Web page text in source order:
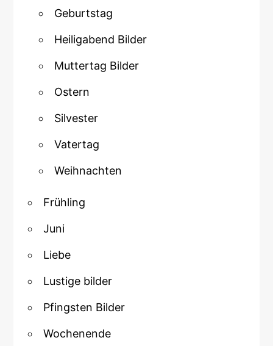
Geburtstag
Heiligabend Bilder
Muttertag Bilder
Ostern
Silvester
Vatertag
Weihnachten
Frühling
Juni
Liebe
Lustige bilder
Pfingsten Bilder
Wochenende